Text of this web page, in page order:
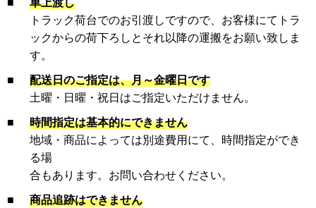
■
車上渡し
トラック荷台でのお引渡しですので、お客様にてトラ
ックからの荷下ろしとそれ以降の運搬をお願い致しま
す。
■
配送日のご指定は、月～金曜日です
土曜・日曜・祝日はご指定いただけません。
■
時間指定は基本的にできません
地域・商品によっては別途費用にて、時間指定ができ
る場
合もあります。お問い合わせください。
■
商品追跡はできません